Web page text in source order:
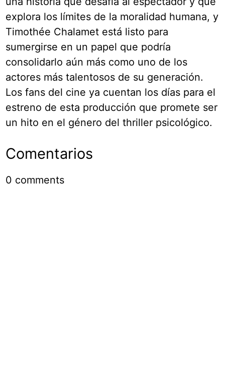
explora los límites de la moralidad humana, y
Timothée Chalamet está listo para
sumergirse en un papel que podría
consolidarlo aún más como uno de los
actores más talentosos de su generación.
Los fans del cine ya cuentan los días para el
estreno de esta producción que promete ser
un hito en el género del thriller psicológico.
Comentarios
0 comments